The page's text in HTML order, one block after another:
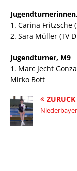
1. Carina Fritzsche
2. Sara Müller (TV
Jugendturner, M9
1. Marc Jecht
Mirko Bott
ZURÜCK